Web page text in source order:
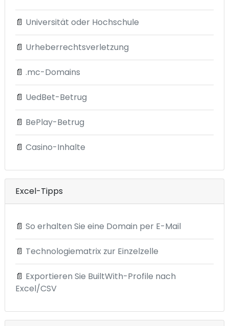
📄 Universität oder Hochschule
📄 Urheberrechtsverletzung
📄 .mc-Domains
📄 UedBet-Betrug
📄 BePlay-Betrug
📄 Casino-Inhalte
Excel-Tipps
📄 So erhalten Sie eine Domain per E-Mail
📄 Technologiematrix zur Einzelzelle
📄 Exportieren Sie BuiltWith-Profile nach
Excel/CSV